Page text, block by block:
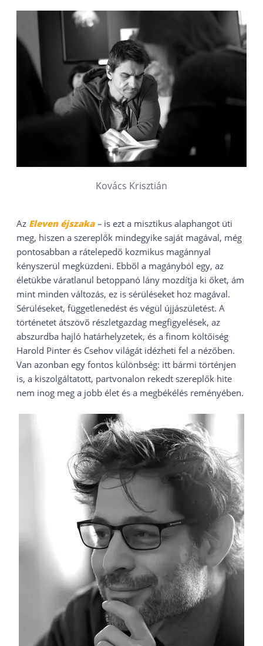
Kovács Krisztián
Az Eleven éjszaka– is ezt a misztikus alaphangot üti
meg, hiszen a szereplők mindegyike saját magával, még
pontosabban a rátelepedő kozmikus magánnyal
kényszerül megküzdeni. Ebből a magányból egy, az
életükbe váratlanul betoppanó lány mozdítja ki őket, ám
mint minden változás, ez is sérüléseket hoz magával.
Sérüléseket, függetlenedést és végül újjászületést. A
történetet átszövő részletgazdag megfigyelések, az
abszurdba hajló határhelyzetek, és a finom költőiség
Harold Pinter és Csehov világát idézheti fel a nézőben.
Van azonban egy fontos különbség: itt bármi történjen
is, a kiszolgáltatott, partvonalon rekedt szereplők hite
nem inog meg a jobb élet és a megbékélés reményében.